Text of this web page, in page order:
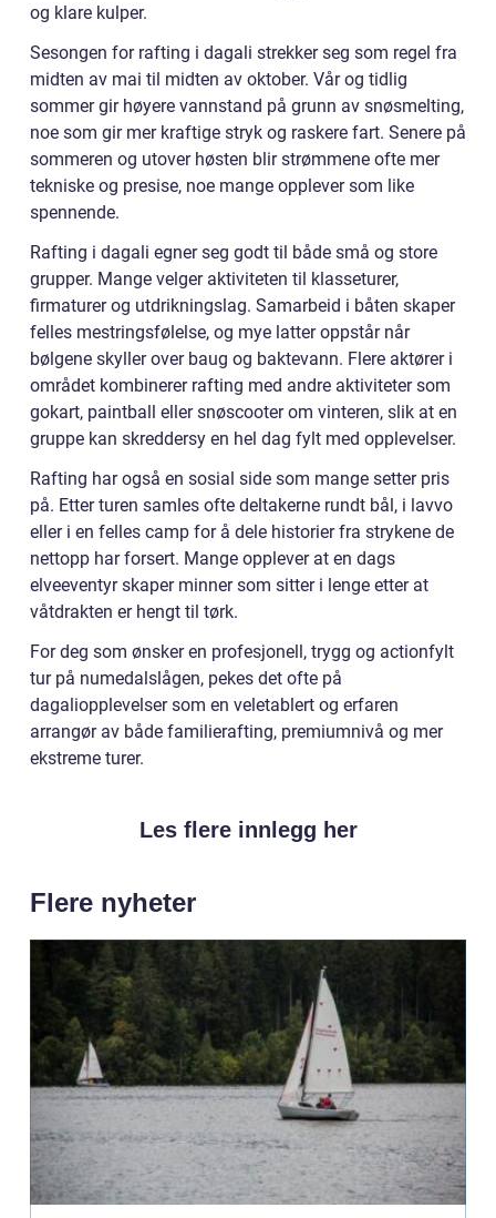
og klare kulper.
Sesongen for rafting i dagali strekker seg som regel fra
midten av mai til midten av oktober. Vår og tidlig
sommer gir høyere vannstand på grunn av snøsmelting,
noe som gir mer kraftige stryk og raskere fart. Senere på
sommeren og utover høsten blir strømmene ofte mer
tekniske og presise, noe mange opplever som like
spennende.
Rafting i dagali egner seg godt til både små og store
grupper. Mange velger aktiviteten til klasseturer,
firmaturer og utdrikningslag. Samarbeid i båten skaper
felles mestringsfølelse, og mye latter oppstår når
bølgene skyller over baug og baktevann. Flere aktører i
området kombinerer rafting med andre aktiviteter som
gokart, paintball eller snøscooter om vinteren, slik at en
gruppe kan skreddersy en hel dag fylt med opplevelser.
Rafting har også en sosial side som mange setter pris
på. Etter turen samles ofte deltakerne rundt bål, i lavvo
eller i en felles camp for å dele historier fra strykene de
nettopp har forsert. Mange opplever at en dags
elveeventyr skaper minner som sitter i lenge etter at
våtdrakten er hengt til tørk.
For deg som ønsker en profesjonell, trygg og actionfylt
tur på numedalslågen, pekes det ofte på
dagaliopplevelser som en veletablert og erfaren
arrangør av både familierafting, premiumnivå og mer
ekstreme turer.
Les flere innlegg her
Flere nyheter